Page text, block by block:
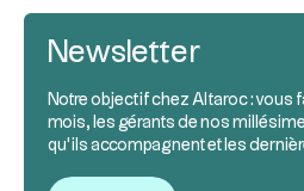
Newsletter
Notre objectif chez Altaroc : vous
mois, les gérants de nos
qu’ils accompagnent et les